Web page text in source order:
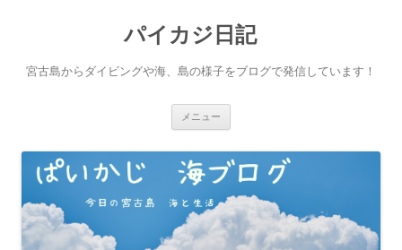
パイカジ日記
宮古島からダイビングや海、島の様子をブログで発信しています！
メニュー
ツ
へ
ス
キ
ッ
プ